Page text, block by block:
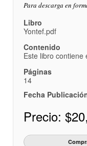
Para descarga en
Libro
Yontef.pdf
Contenido
Este libro contiene
Páginas
14
Fecha
Precio: